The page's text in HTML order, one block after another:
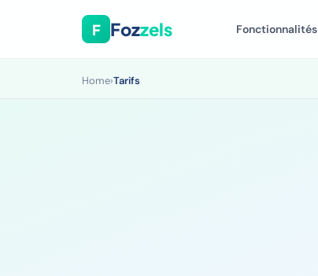
F Fozzels Fonctionnalités
Home›Tarifs